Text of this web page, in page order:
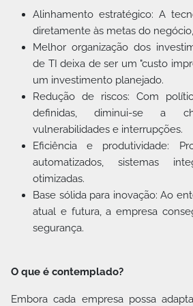
Alinhamento estratégico: A
diretamente às metas do
Melhor organização dos
de TI deixa de ser um "custo
um investimento planejado.
Redução de riscos: Com
definidas, diminui-se a
vulnerabilidades e interrupções.
Eficiência e produtividade:
automatizados, sistemas
otimizadas.
Base sólida para inovação: Ao
atual e futura, a empresa
segurança.
O que é contemplado?
Embora cada empresa possa